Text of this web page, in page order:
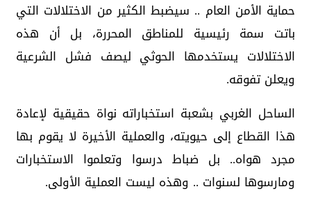
حماية الأمن العام .. سيضبط الكثير من الاختلالات التي
باتت سمة رئيسية للمناطق المحررة، بل أن هذه
الاختلالات يستخدمها الحوثي ليصف فشل الشرعية
ويعلن تفوقه.
الساحل الغربي بشعبة استخباراته نواة حقيقية لإعادة
هذا القطاع إلى حيويته، والعملية الأخيرة لا يقوم بها
مجرد هواه.. بل ضباط درسوا وتعلموا الاستخبارات
ومارسوها لسنوات .. وهذه ليست العملية الأولى.